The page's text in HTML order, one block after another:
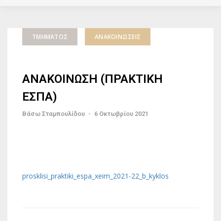
ΤΜΉΜΑΤΟΣ ΑΝΑΚΟΙΝΏΣΕΙΣ
ΑΝΑΚΟΙΝΩΣΗ (ΠΡΑΚΤΙΚΗ
ΕΣΠΑ)
Βάσω Σταμπουλίδου - 6 Οκτωβρίου 2021
prosklisi_praktiki_espa_xeim_2021-22_b_kyklos